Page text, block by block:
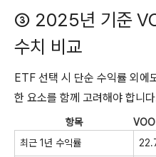
③ 2025년 기준
수치 비교
ETF 선택 시 단순 수익률 외에
한 요소를 함께 고려해야 합니
항목
최근 1년 수익률